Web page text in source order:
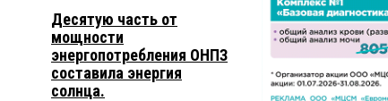
Десятую часть от
мощности
энергопотребления ОНПЗ
составила энергия
солнца.